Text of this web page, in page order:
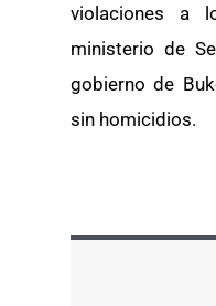
violaciones a
ministerio de
gobierno de
sin homicidios.